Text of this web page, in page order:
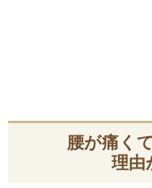
腰が痛く
理由